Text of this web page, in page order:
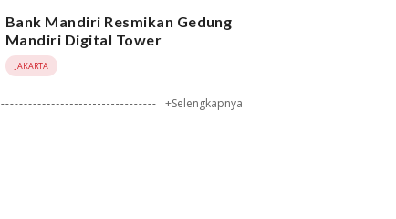
Bank Mandiri Resmikan Gedung
Mandiri Digital Tower
JAKARTA
+Selengkapnya